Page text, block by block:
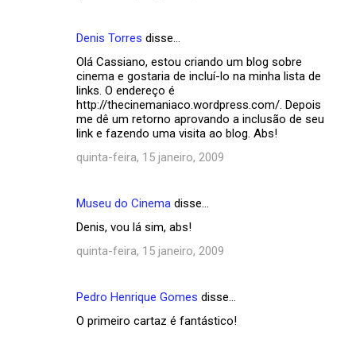
Denis Torres disse…
Olá Cassiano, estou criando um blog sobre
cinema e gostaria de incluí-lo na minha lista de
links. O endereço é
http://thecinemaniaco.wordpress.com/. Depois
me dê um retorno aprovando a inclusão de seu
link e fazendo uma visita ao blog. Abs!
quinta-feira, 15 janeiro, 2009
Museu do Cinema disse…
Denis, vou lá sim, abs!
quinta-feira, 15 janeiro, 2009
Pedro Henrique Gomes disse…
O primeiro cartaz é fantástico!